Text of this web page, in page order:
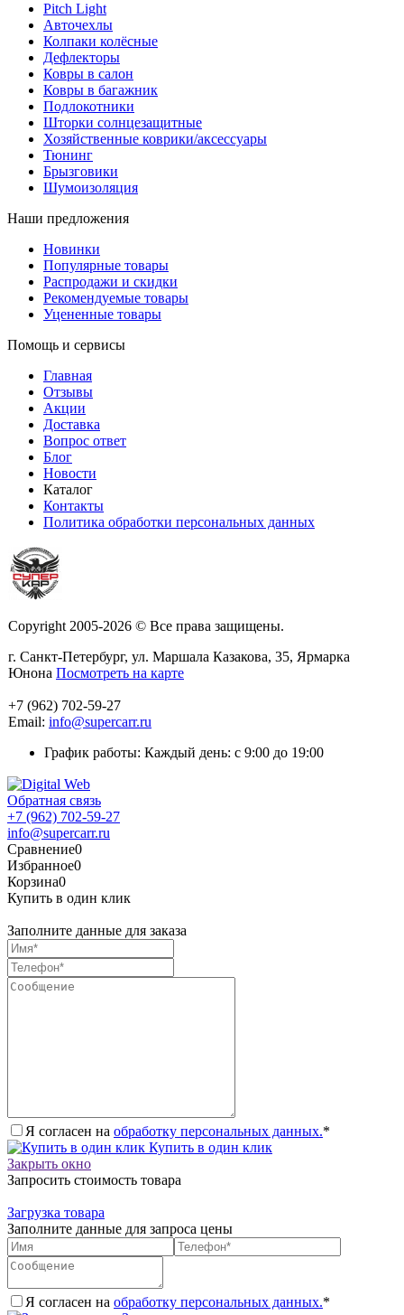
Pitch Light
Авточехлы
Колпаки колёсные
Дефлекторы
Ковры в салон
Ковры в багажник
Подлокотники
Шторки солнцезащитные
Хозяйственные коврики/аксессуары
Тюнинг
Брызговики
Шумоизоляция
Наши предложения
Новинки
Популярные товары
Распродажи и скидки
Рекомендуемые товары
Уцененные товары
Помощь и сервисы
Главная
Отзывы
Акции
Доставка
Вопрос ответ
Блог
Новости
Каталог
Контакты
Политика обработки персональных данных
Copyright 2005-2026 © Все права защищены.
г. Санкт-Петербург, ул. Маршала Казакова, 35, Ярмарка
Юнона Посмотреть на карте
+7 (962) 702-59-27
Email: info@supercarr.ru
График работы: Каждый день: с 9:00 до 19:00
Обратная связь
+7 (962) 702-59-27
info@supercarr.ru
Сравнение0
Избранное0
Корзина0
Купить в один клик
Заполните данные для заказа
Я согласен на обработку персональных данных.*
Купить в один клик
Закрыть окно
Запросить стоимость товара
Загрузка товара
Заполните данные для запроса цены
Я согласен на обработку персональных данных.*